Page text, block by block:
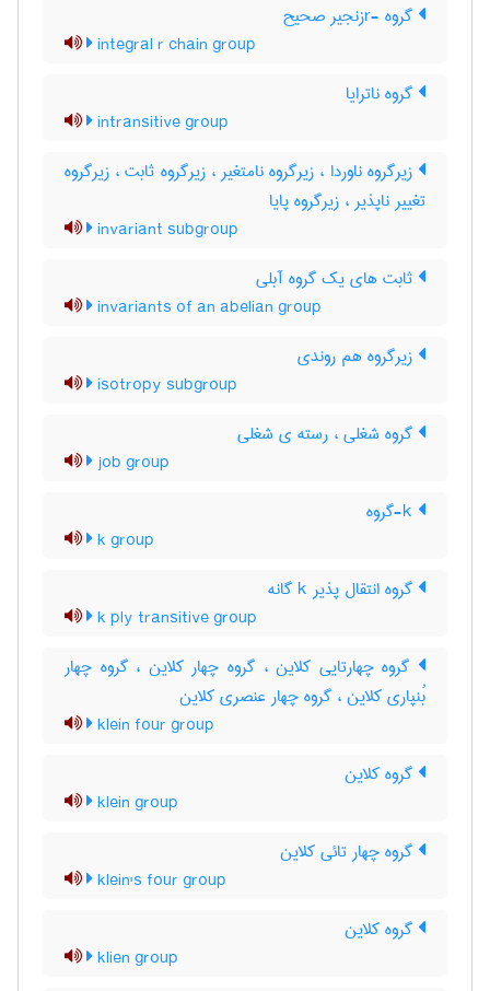
گروه -rزنجیر صحیح
integral r chain group
گروه ناترایا
intransitive group
زیرگروه ناوردا ، زیرگروه نامتغیر ، زیرگروه ثابت ، زیرگروه
تغییر ناپذیر ، زیرگروه پایا
invariant subgroup
ثابت های یک گروه آبلی
invariants of an abelian group
زیرگروه هم روندی
isotropy subgroup
گروه شغلی ، رسته ی شغلی
job group
k group
گروه انتقال پذیر k گانه
k ply transitive group
گروه چهارتایی کلاین ، گروه چهار کلاین ، گروه چهار
بُنپاری کلاین ، گروه چهار عنصری کلاین
klein four group
گروه کلاین
klein group
گروه چهار تائی کلاین
klein's four group
گروه کلاین
klien group